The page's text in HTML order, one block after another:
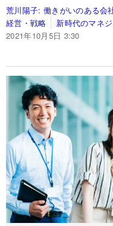
荒川陽子: 働きがいのある会
経営・戦略
新時代のマネ
2021年10月5日 3:30